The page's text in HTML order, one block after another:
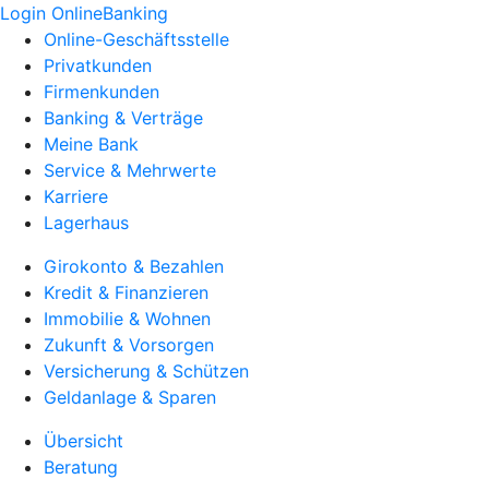
Login OnlineBanking
Online-Geschäftsstelle
Privatkunden
Firmenkunden
Banking & Verträge
Meine Bank
Service & Mehrwerte
Karriere
Lagerhaus
Girokonto & Bezahlen
Kredit & Finanzieren
Immobilie & Wohnen
Zukunft & Vorsorgen
Versicherung & Schützen
Geldanlage & Sparen
Übersicht
Beratung